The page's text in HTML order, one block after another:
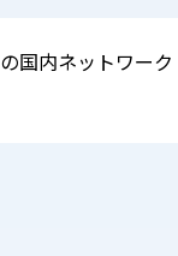
国内ネットワー